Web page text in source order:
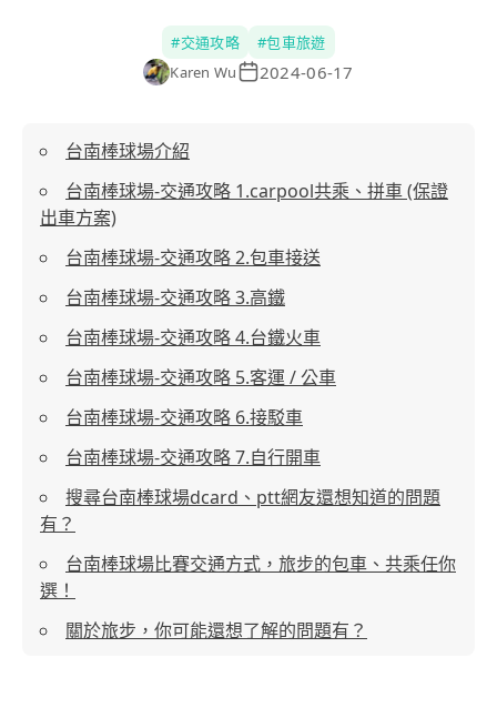
#交通攻略 #包車旅遊
Karen Wu
2024-06-17
台南棒球場介紹
台南棒球場-交通攻略 1.carpool共乘、拼車 (保證
出車方案)
台南棒球場-交通攻略 2.包車接送
台南棒球場-交通攻略 3.高鐵
台南棒球場-交通攻略 4.台鐵火車
台南棒球場-交通攻略 5.客運 / 公車
台南棒球場-交通攻略 6.接駁車
台南棒球場-交通攻略 7.自行開車
搜尋台南棒球場dcard、ptt網友還想知道的問題
有？
台南棒球場比賽交通方式，旅步的包車、共乘任你
選！
關於旅步，你可能還想了解的問題有？